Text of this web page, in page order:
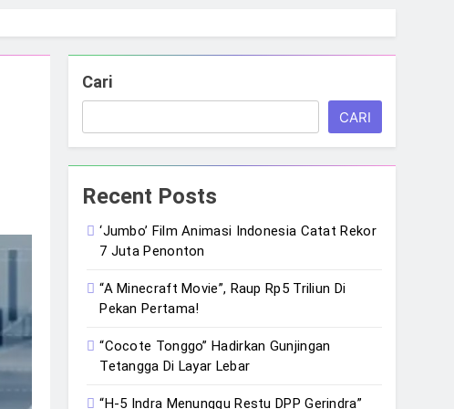
Cari
CARI
Recent Posts
‘Jumbo’ Film Animasi Indonesia Catat Rekor
7 Juta Penonton
“A Minecraft Movie”, Raup Rp5 Triliun Di
Pekan Pertama!
“Cocote Tonggo” Hadirkan Gunjingan
Tetangga Di Layar Lebar
“H-5 Indra Menunggu Restu DPP Gerindra”